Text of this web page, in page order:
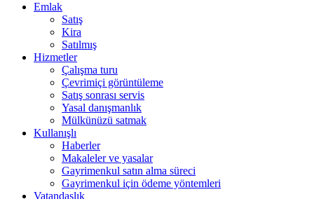
Emlak
Satış
Kira
Satılmış
Hizmetler
Çalışma turu
Çevrimiçi görüntüleme
Satış sonrası servis
Yasal danışmanlık
Mülkünüzü satmak
Kullanışlı
Haberler
Makaleler ve yasalar
Gayrimenkul satın alma süreci
Gayrimenkul için ödeme yöntemleri
Vatandaşlık